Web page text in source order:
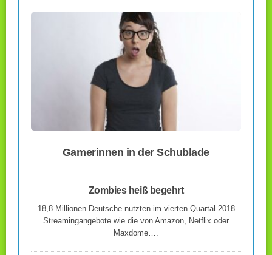
Gamerinnen in der Schublade
Zombies heiß begehrt
18,8 Millionen Deutsche nutzten im vierten Quartal 2018
Streamingangebote wie die von Amazon, Netflix oder
Maxdome….